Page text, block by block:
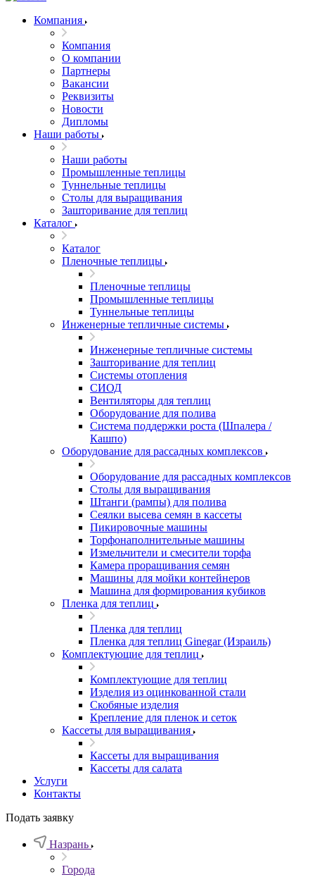
Компания
Компания
О компании
Партнеры
Вакансии
Реквизиты
Новости
Дипломы
Наши работы
Наши работы
Промышленные теплицы
Туннельные теплицы
Столы для выращивания
Зашторивание для теплиц
Каталог
Каталог
Пленочные теплицы
Пленочные теплицы
Промышленные теплицы
Туннельные теплицы
Инженерные тепличные системы
Инженерные тепличные системы
Зашторивание для теплиц
Системы отопления
СИОД
Вентиляторы для теплиц
Оборудование для полива
Система поддержки роста (Шпалера /
Кашпо)
Оборудование для рассадных комплексов
Оборудование для рассадных комплексов
Столы для выращивания
Штанги (рампы) для полива
Сеялки высева семян в кассеты
Пикировочные машины
Торфонаполнительные машины
Измельчители и смесители торфа
Камера проращивания семян
Машины для мойки контейнеров
Машина для формирования кубиков
Пленка для теплиц
Пленка для теплиц
Пленка для теплиц Ginegar (Израиль)
Комплектующие для теплиц
Комплектующие для теплиц
Изделия из оцинкованной стали
Скобяные изделия
Крепление для пленок и сеток
Кассеты для выращивания
Кассеты для выращивания
Кассеты для салата
Услуги
Контакты
Подать заявку
Назрань
Города